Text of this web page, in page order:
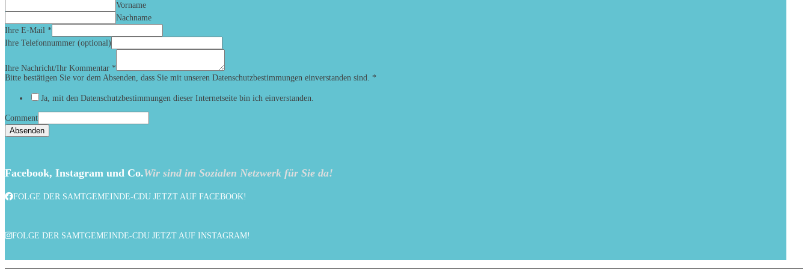
Vorname
Nachname
Ihre E-Mail *
Ihre Telefonnummer (optional)
Ihre Nachricht/Ihr Kommentar *
Bitte bestätigen Sie vor dem Absenden, dass Sie mit unseren Datenschutzbestimmungen einverstanden sind. *
Ja, mit den Datenschutzbestimmungen dieser Internetseite bin ich einverstanden.
Comment
Absenden
Facebook, Instagram und Co.Wir sind im Sozialen Netzwerk für Sie da!
FOLGE DER SAMTGEMEINDE-CDU JETZT AUF FACEBOOK!
FOLGE DER SAMTGEMEINDE-CDU JETZT AUF INSTAGRAM!